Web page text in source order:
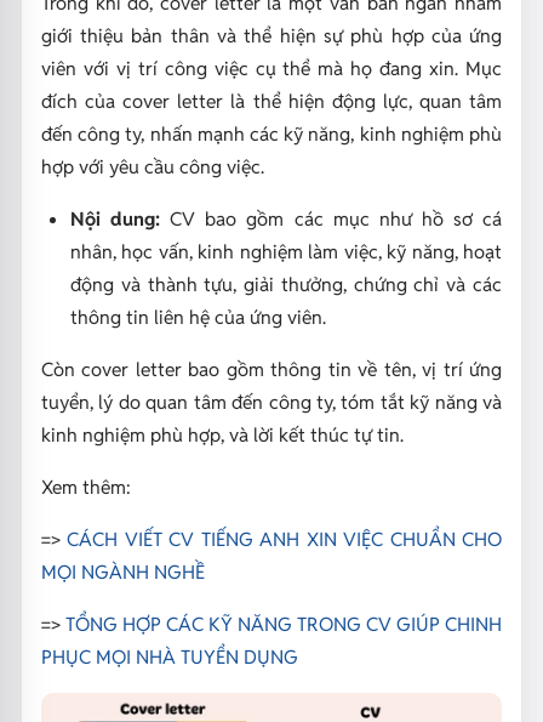
giới thiệu bản thân và thể hiện sự phù hợp của ứng
viên với vị trí công việc cụ thể mà họ đang xin. Mục
đích của cover letter là thể hiện động lực, quan tâm
đến công ty, nhấn mạnh các kỹ năng, kinh nghiệm phù
hợp với yêu cầu công việc.
Nội dung:CV bao gồm các mục như hồ sơ cá
nhân, học vấn, kinh nghiệm làm việc, kỹ năng, hoạt
động và thành tựu, giải thưởng, chứng chỉ và các
thông tin liên hệ của ứng viên.
Còn cover letter bao gồm thông tin về tên, vị trí ứng
tuyển, lý do quan tâm đến công ty, tóm tắt kỹ năng và
kinh nghiệm phù hợp, và lời kết thúc tự tin.
Xem thêm:
=>CÁCH VIẾT CV TIẾNG ANH XIN VIỆC CHUẨN CHO
MỌI NGÀNH NGHỀ
=> TỔNG HỢP CÁC KỸ NĂNG TRONG CV GIÚP CHINH
PHỤC MỌI NHÀ TUYỂN DỤNG